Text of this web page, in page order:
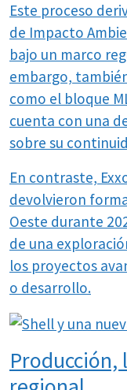
Este proceso
de Impacto
bajo un marco
embargo,
como el bloque
cuenta con una
sobre su
En contraste,
devolvieron
Oeste durante
de una
los proyectos
o desarrollo.
Producción,